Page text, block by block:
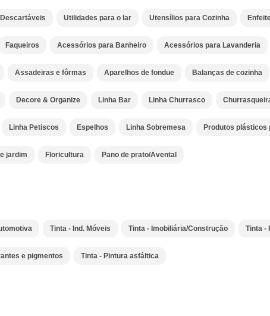
Utilidades para o lar Utensílios para Cozinha
Faqueiros Acessórios para Banheiro Acessórios para Lavanderia
Assadeiras e fôrmas Aparelhos de fondue Balanças de cozinha
Decore & Organize Linha Bar Linha Churrasco
Linha Petiscos Espelhos Linha Sobremesa Produtos plásticos
jardim Floricultura Pano de prato/Avental
Tinta - Ind. Móveis Tinta - Imobiliária/Construção Tinta -
e pigmentos Tinta - Pintura asfáltica